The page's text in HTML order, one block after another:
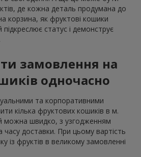
де кожна деталь продумана до
корзина, як фруктові кошики
статус і демонструє
замовлення на
одночасно
та корпоративними
кілька фруктових кошиків в м.
можна швидко, з узгодженням
доставки. При цьому вартість
із фруктів в великому замовленні